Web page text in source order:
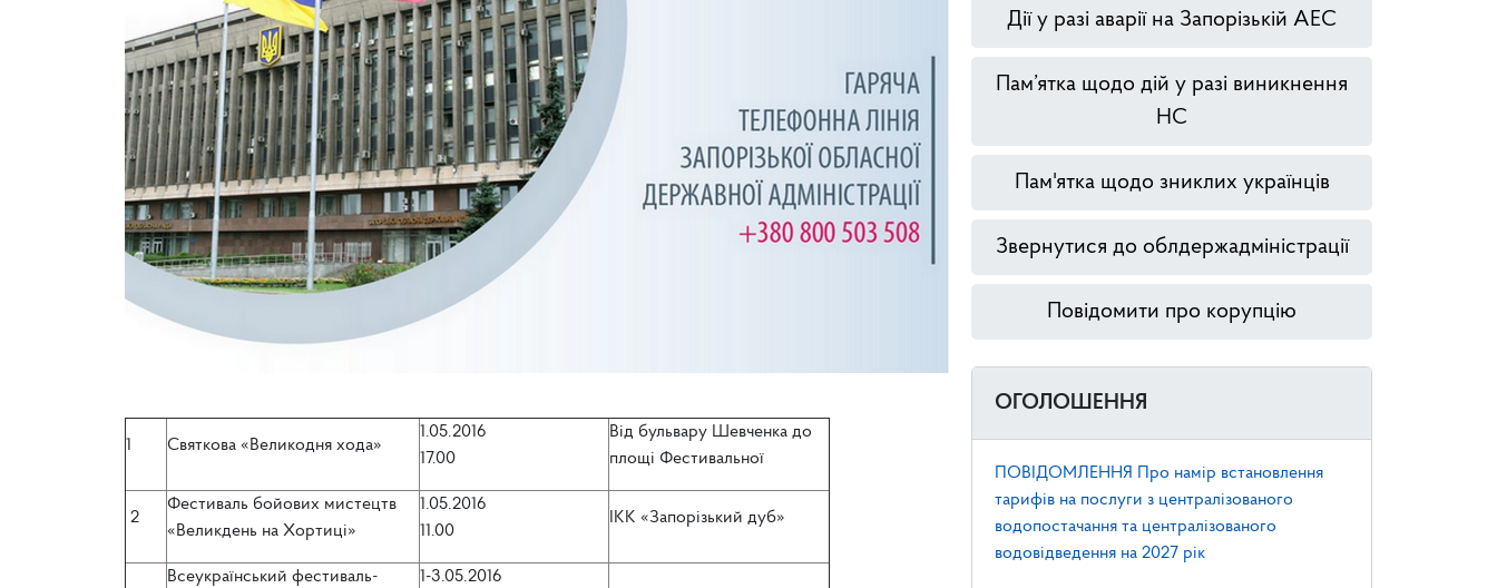
1 Святкова «Великодня хода»
1.05.2016
17.00
Від бульвару Шевченка до
площі Фестивальної
2
Фестиваль бойових мистецтв
«Великдень на Хортиці»
1.05.2016
11.00
ІКК «Запорізький дуб»
Всеукраїнський фестиваль-
1-3.05.2016
Дії у разі аварії на Запорізькій АЕС
Пам’ятка щодо дій у разі виникнення
НС
Пам'ятка щодо зниклих українців
Звернутися до облдержадміністрації
Повідомити про корупцію
ОГОЛОШЕННЯ
ПОВІДОМЛЕННЯ Про намір встановлення
тарифів на послуги з централізованого
водопостачання та централізованого
водовідведення на 2027 рік